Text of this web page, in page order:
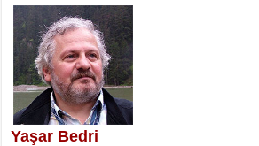
SATILMIŞ ÜMİT ÇETİNKAYA
Erkenlik...
Yaşar Bedri